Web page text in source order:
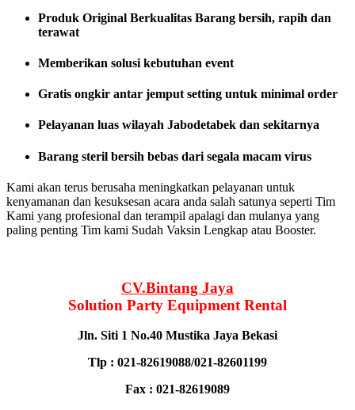
Produk Original Berkualitas Barang bersih, rapih dan
terawat
Memberikan solusi kebutuhan event
Gratis ongkir antar jemput setting untuk minimal order
Pelayanan luas wilayah Jabodetabek dan sekitarnya
Barang steril bersih bebas dari segala macam virus
Kami akan terus berusaha meningkatkan pelayanan untuk
kenyamanan dan kesuksesan acara anda salah satunya seperti Tim
Kami yang profesional dan terampil apalagi dan mulanya yang
paling penting Tim kami Sudah Vaksin Lengkap atau Booster.
CV.Bintang Jaya
Solution Party Equipment Rental
Jln. Siti 1 No.40 Mustika Jaya Bekasi
Tlp : 021-82619088/021-82601199
Fax : 021-82619089